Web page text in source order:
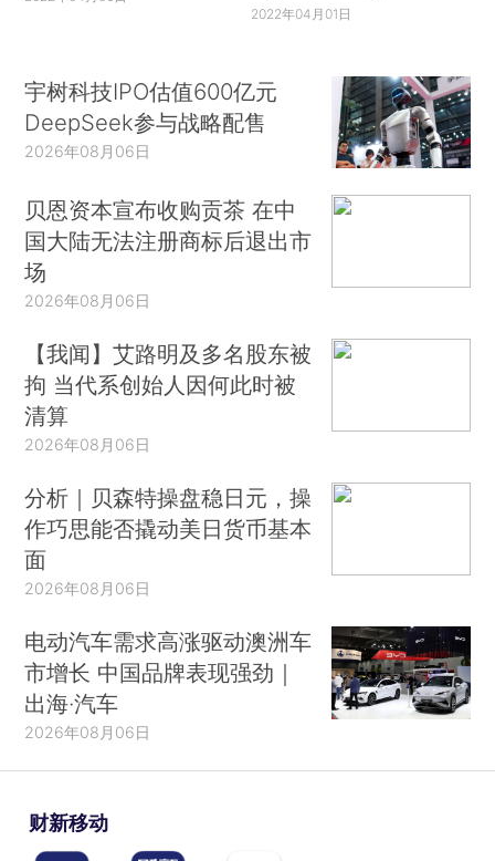
2022年04月01日
宇树科技IPO估值600亿元
DeepSeek参与战略配售
2026年08月06日
贝恩资本宣布收购贡茶 在中
国大陆无法注册商标后退出市
场
2026年08月06日
【我闻】艾路明及多名股东被
拘 当代系创始人因何此时被
清算
2026年08月06日
分析｜贝森特操盘稳日元，操
作巧思能否撬动美日货币基本
面
2026年08月06日
电动汽车需求高涨驱动澳洲车
市增长 中国品牌表现强劲｜
出海·汽车
2026年08月06日
财新移动